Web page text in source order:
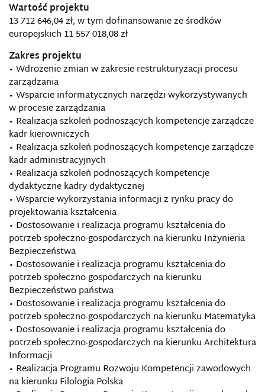
Wartość projektu
13 712 646,04 zł, w tym dofinansowanie ze środków
europejskich 11 557 018,08 zł
Zakres projektu
• Wdrożenie zmian w zakresie restrukturyzacji procesu
zarządzania
• Wsparcie informatycznych narzędzi wykorzystywanych
w procesie zarządzania
• Realizacja szkoleń podnoszących kompetencje zarządcze
kadr kierowniczych
• Realizacja szkoleń podnoszących kompetencje zarządcze
kadr administracyjnych
• Realizacja szkoleń podnoszących kompetencje
dydaktyczne kadry dydaktycznej
• Wsparcie wykorzystania informacji z rynku pracy do
projektowania kształcenia
• Dostosowanie i realizacja programu kształcenia do
potrzeb społeczno-gospodarczych na kierunku Inżynieria
Bezpieczeństwa
• Dostosowanie i realizacja programu kształcenia do
potrzeb społeczno-gospodarczych na kierunku
Bezpieczeństwo państwa
• Dostosowanie i realizacja programu kształcenia do
potrzeb społeczno-gospodarczych na kierunku Matematyka
• Dostosowanie i realizacja programu kształcenia do
potrzeb społeczno-gospodarczych na kierunku Architektura
Informacji
• Realizacja Programu Rozwoju Kompetencji zawodowych
na kierunku Filologia Polska